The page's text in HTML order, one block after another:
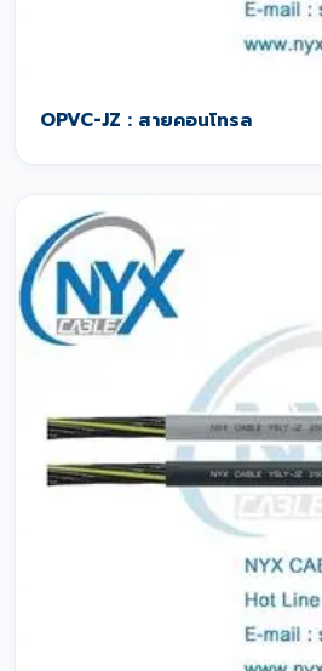
OPVC-JZ : สายคอนโทรล